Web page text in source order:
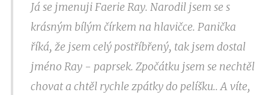
Já se jmenuji Faerie Ray. Narodil jsem se s
krásným bílým čírkem na hlavičce. Panička
říká, že jsem celý postříbřený, tak jsem dostal
jméno Ray - paprsek. Zpočátku jsem se nechtěl
chovat a chtěl rychle zpátky do pelíšku.. A víte,